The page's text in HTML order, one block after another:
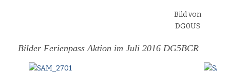
Bild von
DG0US
Bilder Ferienpass Aktion im Juli 2016 DG5BCR